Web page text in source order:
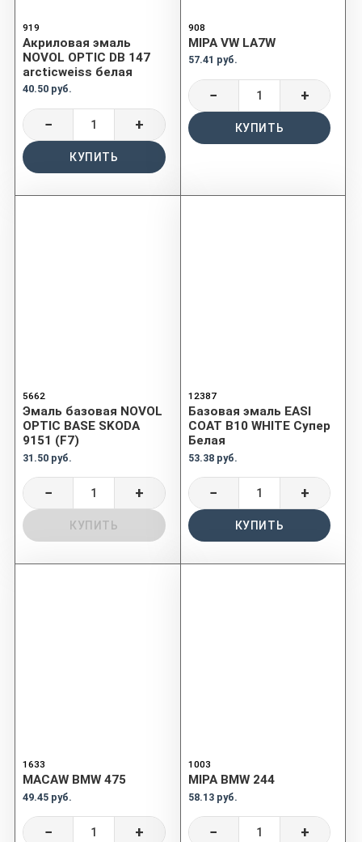
919
Акриловая эмаль
NOVOL OPTIC DB 147
arcticweiss белая
40.50 руб.
− +
КУПИТЬ
908
MIPA VW LA7W
57.41 руб.
− +
КУПИТЬ
5662
Эмаль базовая NOVOL
OPTIC BASE SKODA
9151 (F7)
31.50 руб.
− +
КУПИТЬ
12387
Базовая эмаль EASI
COAT B10 WHITE Супер
Белая
53.38 руб.
− +
КУПИТЬ
1633
MACAW BMW 475
49.45 руб.
− +
1003
MIPA BMW 244
58.13 руб.
− +